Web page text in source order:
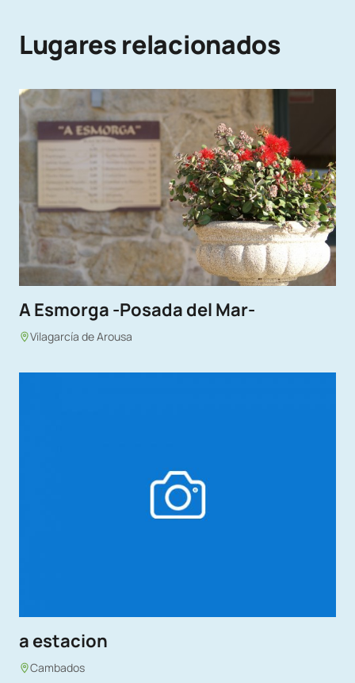
Lugares relacionados
A Esmorga -Posada del Mar-
Vilagarcía de Arousa
a estacion
Cambados